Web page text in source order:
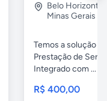
Belo Horizonte
Minas Gerais
Temos a solução
Prestação de
Integrado com ...
R$ 400,00